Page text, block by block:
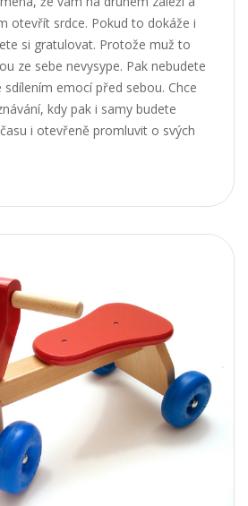
otevřít srdce. Pokud to dokáže i
si gratulovat. Protože muž to
ze sebe nevysype. Pak nebudete
emocí před sebou. Chce
kdy pak i samy budete
i otevřeně promluvit o svých